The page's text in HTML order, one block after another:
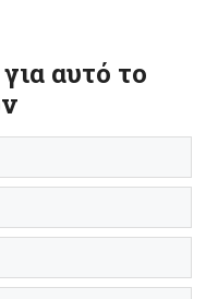
αυτό το